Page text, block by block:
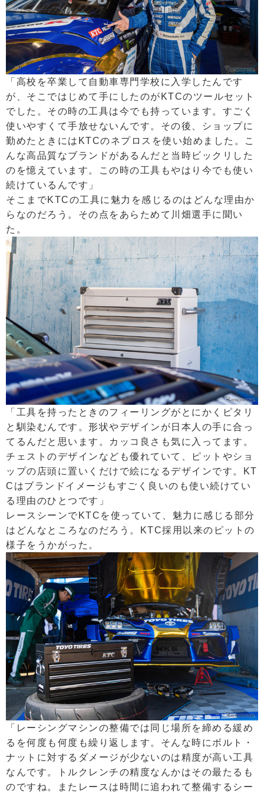
「高校を卒業して自動車専門学校に入学したんです
が、そこではじめて手にしたのがKTCのツールセット
でした。その時の工具は今でも持っています。すごく
使いやすくて手放せないんです。その後、ショップに
勤めたときにはKTCのネプロスを使い始めました。こ
んな高品質なブランドがあるんだと当時ビックリした
のを憶えています。この時の工具もやはり今でも使い
続けているんです」
そこまでKTCの工具に魅力を感じるのはどんな理由か
らなのだろう。その点をあらためて川畑選手に聞い
た。
「工具を持ったときのフィーリングがとにかくピタリ
と馴染むんです。形状やデザインが日本人の手に合っ
てるんだと思います。カッコ良さも気に入ってます。
チェストのデザインなども優れていて、ピットやショ
ップの店頭に置いくだけで絵になるデザインです。KT
Cはブランドイメージもすごく良いのも使い続けてい
る理由のひとつです」
レースシーンでKTCを使っていて、魅力に感じる部分
はどんなところなのだろう。KTC採用以来のピットの
様子をうかがった。
「レーシングマシンの整備では同じ場所を締める緩め
るを何度も何度も繰り返します。そんな時にボルト・
ナットに対するダメージが少ないのは精度が高い工具
なんです。トルクレンチの精度なんかはその最たるも
のですね。またレースは時間に追われて整備するシー